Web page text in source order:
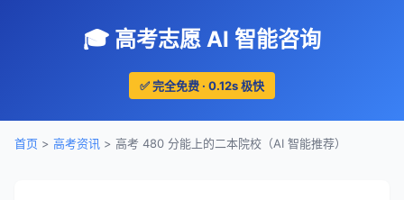
🎓 高考志愿 AI 智能咨询
✅ 完全免费 · 0.12s 极快
首页 > 高考资讯 > 高考 480 分能上的二本院校（AI 智能推荐）